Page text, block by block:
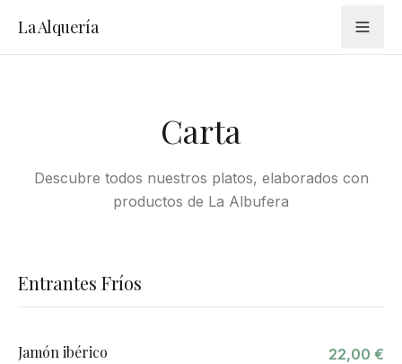
La Alquería
Carta
Descubre todos nuestros platos, elaborados con
productos de La Albufera
Entrantes Fríos
Jamón ibérico 22,00 €